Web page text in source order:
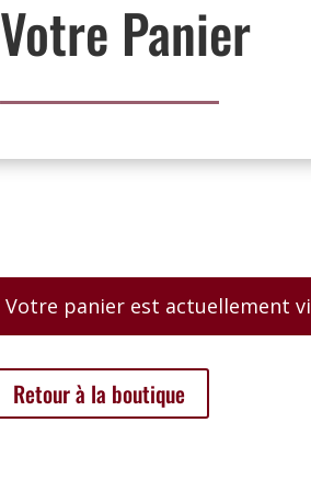
Votre Panier
Votre panier est actuellement
Retour à la boutique